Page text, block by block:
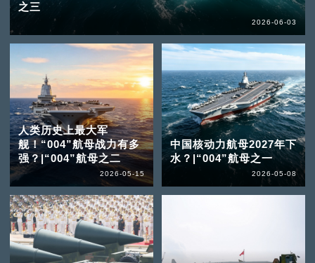
之三
2026-06-03
人类历史上最大军
舰！“004”航母战力有多
强？|“004”航母之二
2026-05-15
中国核动力航母2027年下
水？|“004”航母之一
2026-05-08